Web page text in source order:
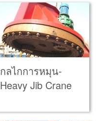
กลไกการหมุน-
Heavy Jib Crane